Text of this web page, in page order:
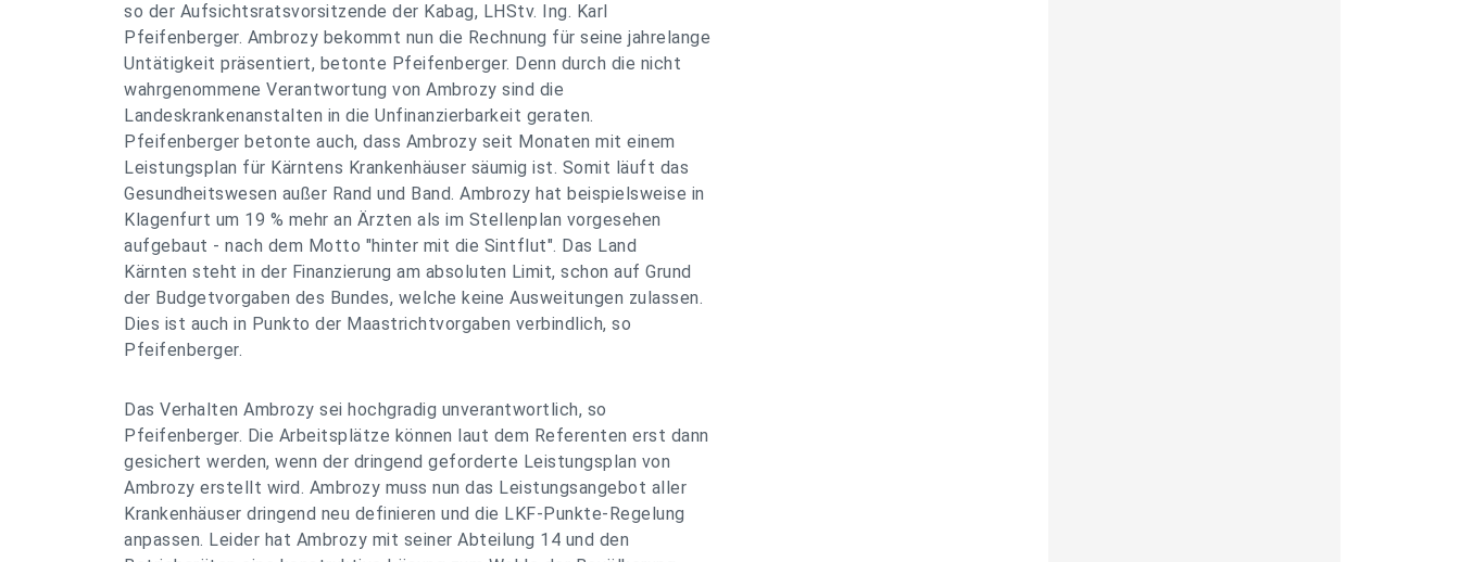
so der Aufsichtsratsvorsitzende der Kabag, LHStv. Ing. Karl
Pfeifenberger. Ambrozy bekommt nun die Rechnung für seine jahrelange
Untätigkeit präsentiert, betonte Pfeifenberger. Denn durch die nicht
wahrgenommene Verantwortung von Ambrozy sind die
Landeskrankenanstalten in die Unfinanzierbarkeit geraten.
Pfeifenberger betonte auch, dass Ambrozy seit Monaten mit einem
Leistungsplan für Kärntens Krankenhäuser säumig ist. Somit läuft das
Gesundheitswesen außer Rand und Band. Ambrozy hat beispielsweise in
Klagenfurt um 19 % mehr an Ärzten als im Stellenplan vorgesehen
aufgebaut - nach dem Motto "hinter mit die Sintflut". Das Land
Kärnten steht in der Finanzierung am absoluten Limit, schon auf Grund
der Budgetvorgaben des Bundes, welche keine Ausweitungen zulassen.
Dies ist auch in Punkto der Maastrichtvorgaben verbindlich, so
Pfeifenberger.
Das Verhalten Ambrozy sei hochgradig unverantwortlich, so
Pfeifenberger. Die Arbeitsplätze können laut dem Referenten erst dann
gesichert werden, wenn der dringend geforderte Leistungsplan von
Ambrozy erstellt wird. Ambrozy muss nun das Leistungsangebot aller
Krankenhäuser dringend neu definieren und die LKF-Punkte-Regelung
anpassen. Leider hat Ambrozy mit seiner Abteilung 14 und den